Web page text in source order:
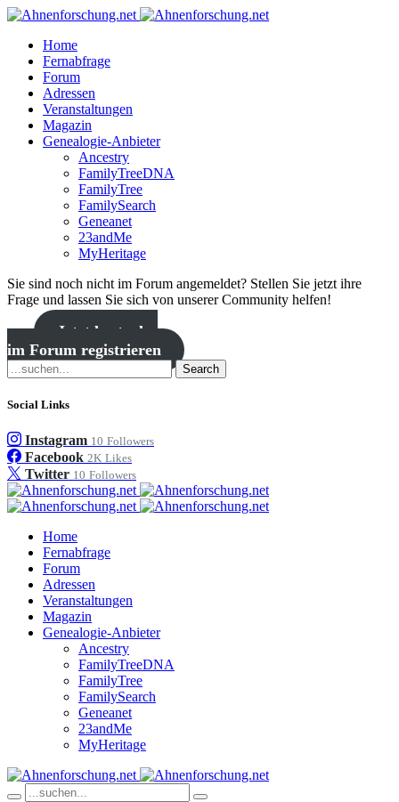
Home
Fernabfrage
Forum
Adressen
Veranstaltungen
Magazin
Genealogie-Anbieter
Ancestry
FamilyTreeDNA
FamilyTree
FamilySearch
Geneanet
23andMe
MyHeritage
Sie sind noch nicht im Forum angemeldet? Stellen Sie jetzt ihre
Frage und lassen Sie sich von unserer Community helfen!
Jetzt kostenlos
im Forum registrieren
Search
Social Links
Instagram 10 Followers
Facebook 2K Likes
Twitter 10 Followers
Home
Fernabfrage
Forum
Adressen
Veranstaltungen
Magazin
Genealogie-Anbieter
Ancestry
FamilyTreeDNA
FamilyTree
FamilySearch
Geneanet
23andMe
MyHeritage